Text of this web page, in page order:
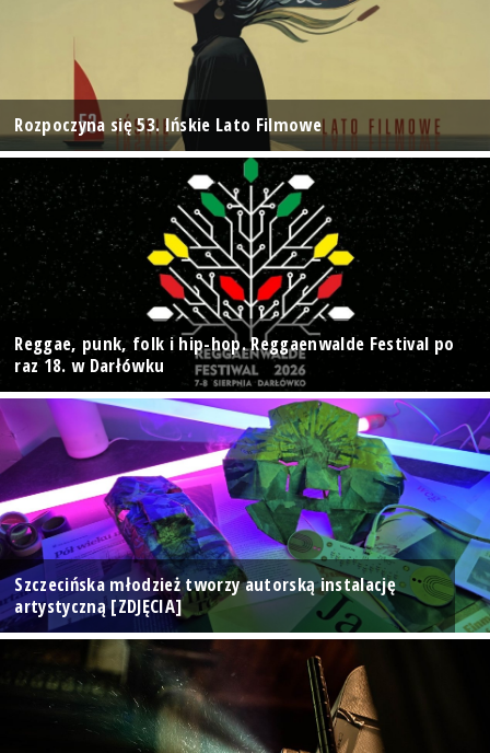
Rozpoczyna się 53. Ińskie Lato Filmowe
Reggae, punk, folk i hip-hop. Reggaenwalde Festival po
raz 18. w Darłówku
Szczecińska młodzież tworzy autorską instalację
artystyczną [ZDJĘCIA]